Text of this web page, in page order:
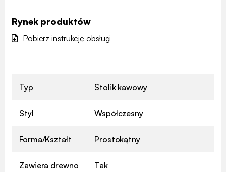
Rynek produktów
Pobierz instrukcję obsługi
Typ Stolik kawowy
Styl Współczesny
Forma/Kształt Prostokątny
Zawiera drewno Tak